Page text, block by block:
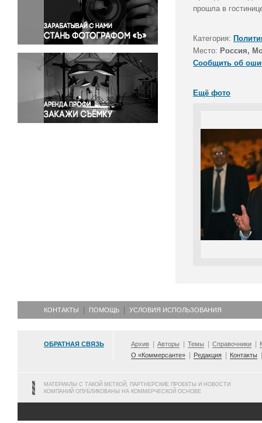
Правосудие
Происшествия и конфликты
Религия
Светская жизнь
Спорт
Экология
Экономика и бизнес
прошла в
Категория:
Место: Россия,
Сообщить об
Ещё фото
КОНТАКТЫ ПОМОЩЬ УСЛОВИЯ ИСПОЛЬЗОВАНИЯ
ОБРАТНАЯ СВЯЗЬ Архив Авторы Темы Справочники
О «Коммерсанте»
Редакция Контакты
МАТЕРИАЛЫ С ТАКОЙ МЕТКОЙ, ПАРТНЕРСКИЕ ПРОЕКТЫ И НОВОСТИ
КОМПАНИЙ ОПУБЛИКОВАНЫ НА КОММЕРЧЕСКОЙ ОСНОВЕ